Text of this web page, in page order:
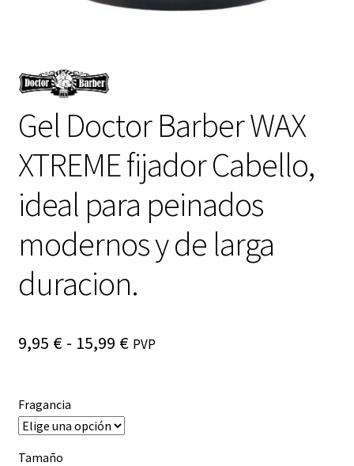
Política de Envíos | Vita Asanti
Protección de Datos
Registro de afiliados
Términos y condiciones de venta y Política de devoluciones
Política de privacidad
Finalizar Compra
Gel Doctor Barber WAX
XTREME fijador Cabello,
ideal para peinados
modernos y de larga
duracion.
9,95 € - 15,99 €Rango
PVP
Fragancia
Tamaño